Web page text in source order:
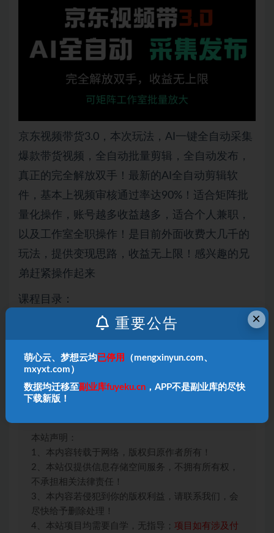
京东视频带货3.0，本次玩法，AI一键全自动采集
爆款带货视频，全自动批量剪辑，全自动发布，
真正的完全解放双手！最新的AI全自动剪辑软
件，基本上视频审核通过率达90%！适合矩阵批
量化操作，账号越多收益越多，适合个人兼职，
以及工作室全职操作！是目前外面收费大几千的
玩法，提供变现思路，收益无上限！感兴趣的兄
弟赶紧操作起来
课程目录：
2.前期准备工作
3.全流程实操演示
4.变现思路
本站声明：
1、本内容转载于网络，版权归原作者所有！
2、本站仅提供信息存储空间服务，不拥有所有权，
不承担相关法律责任！
3、本内容若侵犯到你的版权利益，请联系我们，会
尽快给予删除处理！
4、本站项目均需要自学，无指导； 项目如有涉及付
×
重要公告
萌心云、梦想云均 已停用
（mengxinyun.com、
mxyxt.com）
数据均迁移至副业库fuyeku.cn ，APP不是副业库的尽快
下载新版！